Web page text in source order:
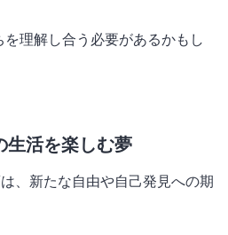
理解し合う必要があるかもし
生活を楽しむ夢
、新たな自由や自己発見への期